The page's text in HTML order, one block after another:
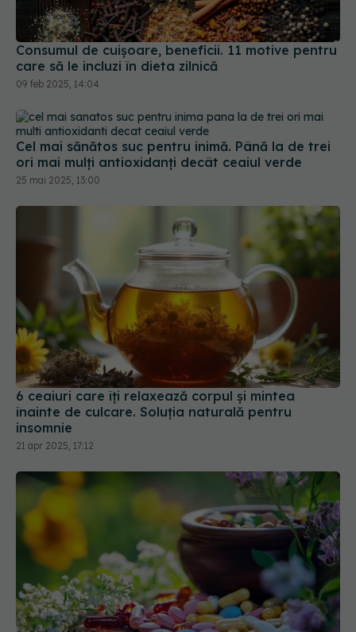
Consumul de cuișoare, beneficii. 11 motive pentru
care să le incluzi în dieta zilnică
09 feb 2025, 14:04
Cel mai sănătos suc pentru inimă. Până la de trei
ori mai mulți antioxidanți decât ceaiul verde
25 mai 2025, 13:00
6 ceaiuri care îți relaxează corpul și mintea
înainte de culcare. Soluția naturală pentru
insomnie
21 apr 2025, 17:12